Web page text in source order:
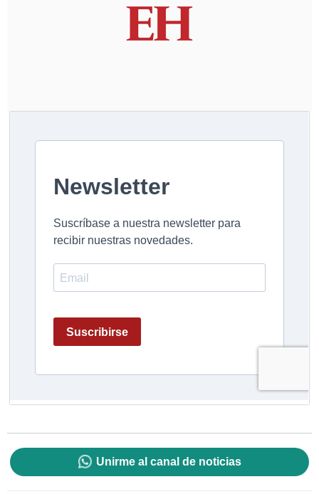
Unirme al canal de noticias